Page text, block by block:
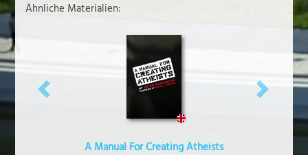
Ähnliche Materialien:
A Manual For Creating Atheists
vorheriges